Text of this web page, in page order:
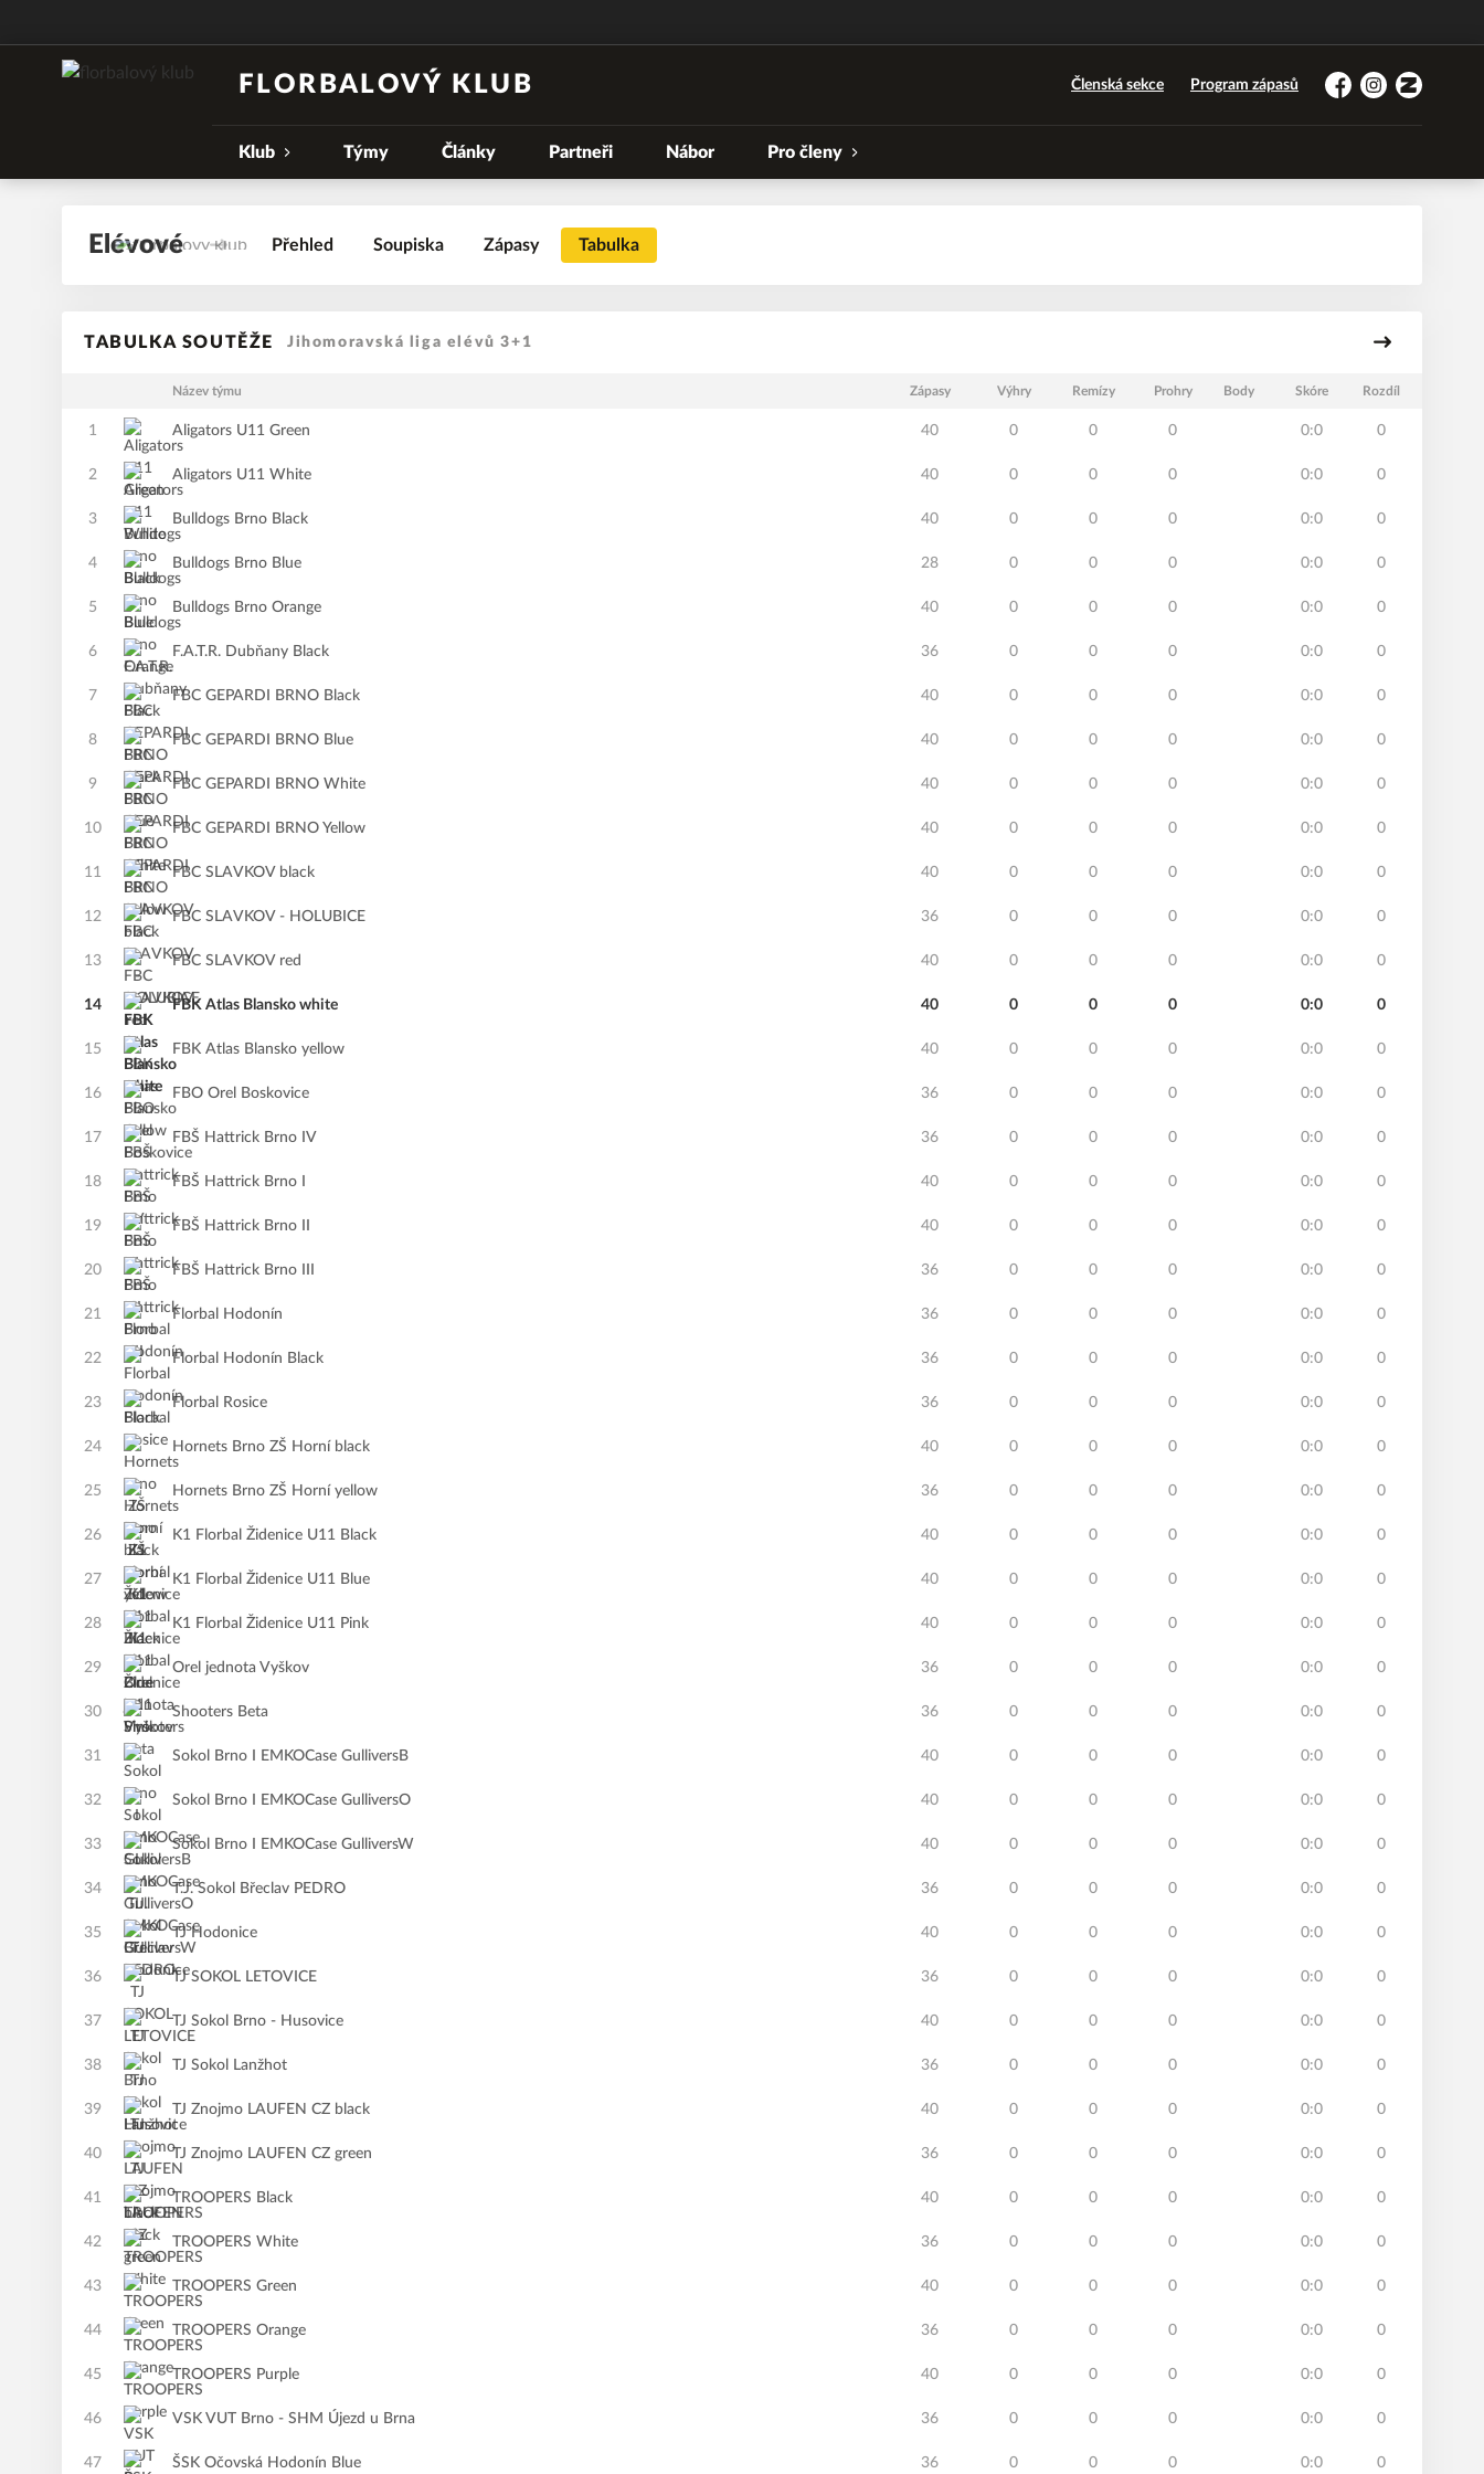
FLORBALOVÝ KLUB Členská sekce Program zápasů
FacebookInstagramZonerama
Klub Týmy Články Partneři Nábor Pro členy
Elévové Přehled Soupiska Zápasy Tabulka
TABULKA SOUTĚŽE Jihomoravská liga elévů 3+1
Název týmu Zápasy Výhry Remízy Prohry Body Skóre Rozdíl
1 Aligators U11 Green 40 0 0 0 0:0 0
2 Aligators U11 White 40 0 0 0 0:0 0
3 Bulldogs Brno Black 40 0 0 0 0:0 0
4 Bulldogs Brno Blue 28 0 0 0 0:0 0
5 Bulldogs Brno Orange 40 0 0 0 0:0 0
6 F.A.T.R. Dubňany Black 36 0 0 0 0:0 0
7 FBC GEPARDI BRNO Black 40 0 0 0 0:0 0
8 FBC GEPARDI BRNO Blue 40 0 0 0 0:0 0
9 FBC GEPARDI BRNO White 40 0 0 0 0:0 0
10 FBC GEPARDI BRNO Yellow 40 0 0 0 0:0 0
11 FBC SLAVKOV black 40 0 0 0 0:0 0
12 FBC SLAVKOV - HOLUBICE 36 0 0 0 0:0 0
13 FBC SLAVKOV red 40 0 0 0 0:0 0
14 FBK Atlas Blansko white 40 0 0 0 0:0 0
15 FBK Atlas Blansko yellow 40 0 0 0 0:0 0
16 FBO Orel Boskovice 36 0 0 0 0:0 0
17 FBŠ Hattrick Brno IV 36 0 0 0 0:0 0
18 FBŠ Hattrick Brno I 40 0 0 0 0:0 0
19 FBŠ Hattrick Brno II 40 0 0 0 0:0 0
20 FBŠ Hattrick Brno III 36 0 0 0 0:0 0
21 Florbal Hodonín 36 0 0 0 0:0 0
22 Florbal Hodonín Black 36 0 0 0 0:0 0
23 Florbal Rosice 36 0 0 0 0:0 0
24 Hornets Brno ZŠ Horní black 40 0 0 0 0:0 0
25 Hornets Brno ZŠ Horní yellow 36 0 0 0 0:0 0
26 K1 Florbal Židenice U11 Black 40 0 0 0 0:0 0
27 K1 Florbal Židenice U11 Blue 40 0 0 0 0:0 0
28 K1 Florbal Židenice U11 Pink 40 0 0 0 0:0 0
29 Orel jednota Vyškov 36 0 0 0 0:0 0
30 Shooters Beta 36 0 0 0 0:0 0
31 Sokol Brno I EMKOCase GulliversB 40 0 0 0 0:0 0
32 Sokol Brno I EMKOCase GulliversO 40 0 0 0 0:0 0
33 Sokol Brno I EMKOCase GulliversW 40 0 0 0 0:0 0
34 T.J. Sokol Břeclav PEDRO 36 0 0 0 0:0 0
35 TJ Hodonice 40 0 0 0 0:0 0
36 TJ SOKOL LETOVICE 36 0 0 0 0:0 0
37 TJ Sokol Brno - Husovice 40 0 0 0 0:0 0
38 TJ Sokol Lanžhot 36 0 0 0 0:0 0
39 TJ Znojmo LAUFEN CZ black 40 0 0 0 0:0 0
40 TJ Znojmo LAUFEN CZ green 36 0 0 0 0:0 0
41 TROOPERS Black 40 0 0 0 0:0 0
42 TROOPERS White 36 0 0 0 0:0 0
43 TROOPERS Green 40 0 0 0 0:0 0
44 TROOPERS Orange 36 0 0 0 0:0 0
45 TROOPERS Purple 40 0 0 0 0:0 0
46 VSK VUT Brno - SHM Újezd u Brna 36 0 0 0 0:0 0
47 ŠSK Očovská Hodonín Blue 36 0 0 0 0:0 0